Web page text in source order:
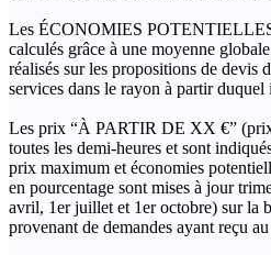
Les ÉCONOMIES
calculés grâce à une moyenne
réalisés sur les propositions de devis
services dans le rayon à partir duquel
Les prix “À PARTIR DE XX €”
toutes les demi-heures et sont
prix maximum et économies
en pourcentage sont mises à jour
avril, 1er juillet et 1er octobre) sur la
provenant de demandes ayant reçu